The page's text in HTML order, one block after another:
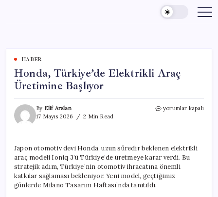
content
HABER
Honda, Türkiye’de Elektrikli Araç
Üretimine Başlıyor
By Elif Arslan
17 Mayıs 2026
2 Min Read
Honda,
Başlıyor
için
yorumlar kapalı
Japon otomotiv devi Honda, uzun süredir beklenen elektrikli
araç modeli Ioniq 3’ü Türkiye’de üretmeye karar verdi. Bu
stratejik adım, Türkiye’nin otomotiv ihracatına önemli
katkılar sağlaması bekleniyor. Yeni model, geçtiğimiz
günlerde Milano Tasarım Haftası’nda tanıtıldı.